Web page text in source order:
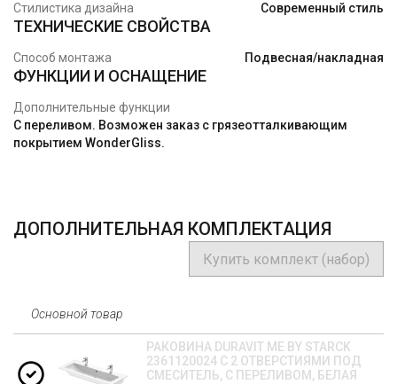
Стилистика дизайна
Современный стиль
ТЕХНИЧЕСКИЕ СВОЙСТВА
Способ монтажа Подвесная/накладная
ФУНКЦИИ И ОСНАЩЕНИЕ
Дополнительные функции
С переливом. Возможен заказ с грязеотталкивающим
покрытием WonderGliss.
ДОПОЛНИТЕЛЬНАЯ КОМПЛЕКТАЦИЯ
Купить комплект (набор)
Основной товар
РАКОВИНА DURAVIT ME BY STARCK
2361120024 С 2 ОТВЕРСТИЯМИ ПОД
СМЕСИТЕЛЬ, С ПЕРЕЛИВОМ, БЕЛАЯ